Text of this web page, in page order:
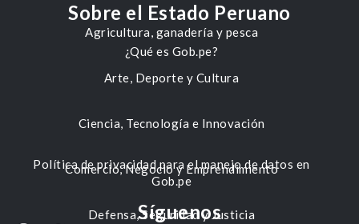
Agricultura, ganadería y pesca
Arte, Deporte y Cultura
Ciencia, Tecnología e Innovación
Comercio, Negocio y Emprendimiento
Defensa, Seguridad y Justicia
Sobre el Estado Peruano
¿Qué es Gob.pe?
Política de privacidad para el manejo de datos en
Gob.pe
Síguenos